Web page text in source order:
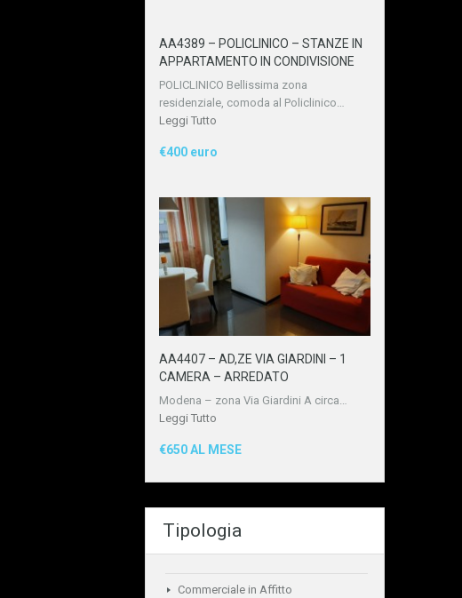
AA4389 – POLICLINICO – STANZE IN
APPARTAMENTO IN CONDIVISIONE
POLICLINICO Bellissima zona
residenziale, comoda al Policlinico…
Leggi Tutto
€400 euro
AA4407 – AD,ZE VIA GIARDINI – 1
CAMERA – ARREDATO
Modena – zona Via Giardini A circa…
Leggi Tutto
€650 AL MESE
Tipologia
Commerciale in Affitto